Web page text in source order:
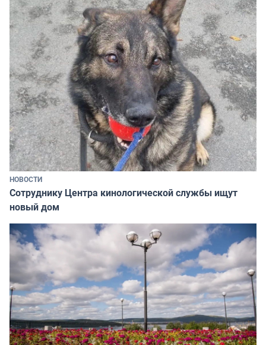
НОВОСТИ
Сотруднику Центра кинологической службы ищут
новый дом